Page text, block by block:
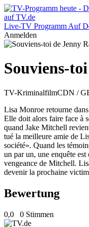
Live-TV Programm Auf
Anmelden
Souviens-
TV-KriminalfilmCDN /
Lisa Monroe retourne
Elle doit alors faire face à
quand Jake Mitchell
tué la meilleure amie de
société». Quand les
un par un, une enquête
vengeance de Mitchell.
devenir la prochaine
Bewertung
0,0 0 Stimmen